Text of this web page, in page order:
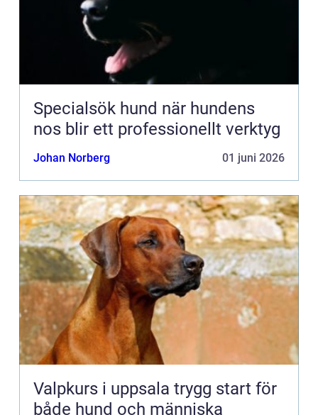
Specialsök hund när hundens
nos blir ett professionellt verktyg
Johan Norberg 01 juni 2026
Valpkurs i uppsala trygg start för
både hund och människa